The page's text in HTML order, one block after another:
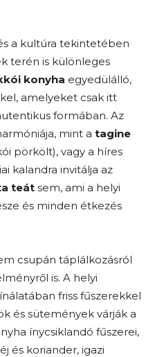
a kultúra tekintetében
terén is különleges
konyha egyedülálló,
amelyeket csak itt
formában. Az
mint a tagine
pörkölt), vagy a híres
kalandra invitálja az
teát sem, ami a helyi
és minden étkezés
csupán táplálkozásról
is. A helyi
friss fűszerekkel
és sütemények várják a
ínycsiklandó fűszerei,
és koriander, igazi